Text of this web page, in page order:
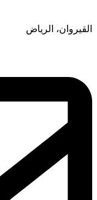
القيروان، الرياض